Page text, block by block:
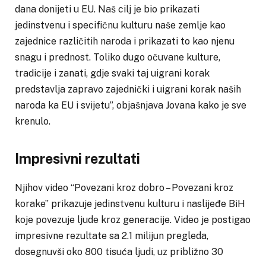
dana donijeti u EU. Naš cilj je bio prikazati
jedinstvenu i specifičnu kulturu naše zemlje kao
zajednice različitih naroda i prikazati to kao njenu
snagu i prednost. Toliko dugo očuvane kulture,
tradicije i zanati, gdje svaki taj uigrani korak
predstavlja zapravo zajednički i uigrani korak naših
naroda ka EU i svijetu”, objašnjava Jovana kako je sve
krenulo.
Impresivni rezultati
Njihov video “Povezani kroz dobro – Povezani kroz
korake” prikazuje jedinstvenu kulturu i naslijeđe BiH
koje povezuje ljude kroz generacije. Video je postigao
impresivne rezultate sa 2.1 milijun pregleda,
dosegnuvši oko 800 tisuća ljudi, uz približno 30